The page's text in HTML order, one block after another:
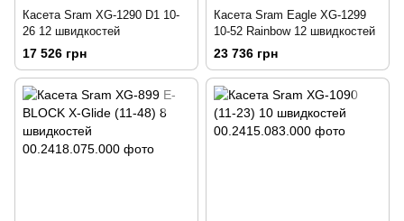
Касета Sram XG-1290 D1 10-
26 12 швидкостей
17 526 грн
Касета Sram Eagle XG-1299
10-52 Rainbow 12 швидкостей
23 736 грн